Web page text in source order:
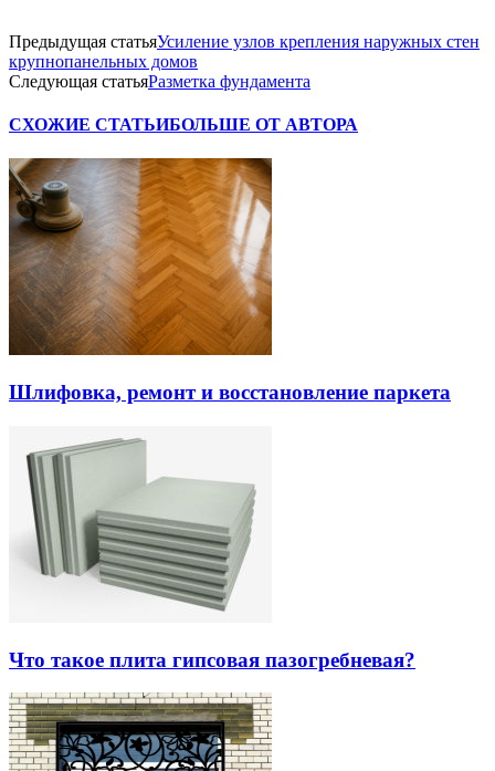
Предыдущая статьяУсиление узлов крепления наружных стен
крупнопанельных домов
Следующая статьяРазметка фундамента
СХОЖИЕ СТАТЬИБОЛЬШЕ ОТ АВТОРА
Шлифовка, ремонт и восстановление паркета
Что такое плита гипсовая пазогребневая?